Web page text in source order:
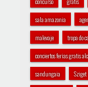
sala amazonia
malevaje tropa do
conciertos ferias gratis
sandungaia Sziget